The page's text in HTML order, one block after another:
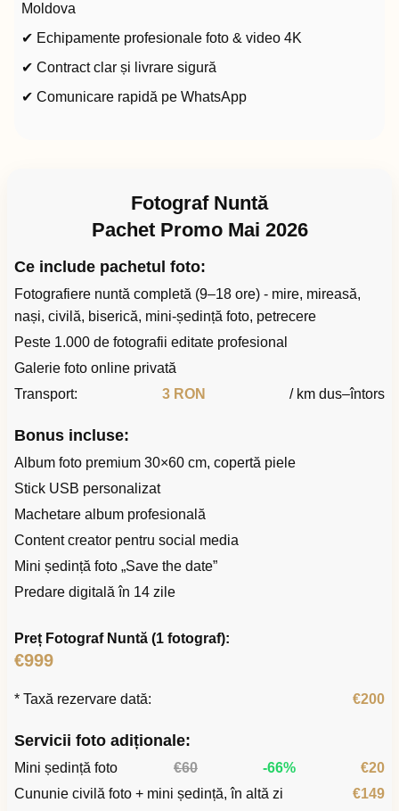
Moldova
✔ Echipamente profesionale foto & video 4K
✔ Contract clar și livrare sigură
✔ Comunicare rapidă pe WhatsApp
Fotograf Nuntă
Pachet Promo Mai 2026
Ce include pachetul foto:
Fotografiere nuntă completă (9–18 ore) - mire, mireasă,
nași, civilă, biserică, mini-ședință foto, petrecere
Peste 1.000 de fotografii editate profesional
Galerie foto online privată
Transport:
3 RON / km dus–întors
Bonus incluse:
Album foto premium 30×60 cm, copertă piele
Stick USB personalizat
Machetare album profesională
Content creator pentru social media
Mini ședință foto „Save the date”
Predare digitală în 14 zile
Preț Fotograf Nuntă (1 fotograf):
€999
* Taxă rezervare dată: €200
Servicii foto adiționale:
Mini ședință foto €60 -66%
€20
Cununie civilă foto + mini ședință, în altă zi
€149